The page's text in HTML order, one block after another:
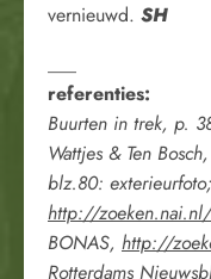
vernieuwd. SH
referenties:
Buurten in trek, p.
Wattjes & Ten
blz.80:
http://
BONAS, http://
Rotterdams